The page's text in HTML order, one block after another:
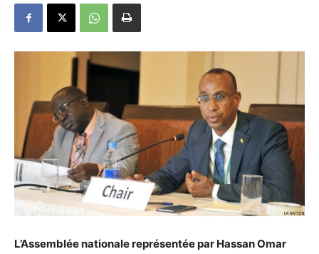
L’Assemblée nationale représentée par Hassan Omar